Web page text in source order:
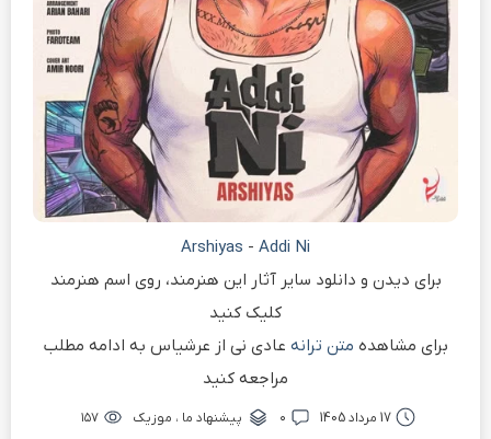
Arshiyas - Addi Ni
برای دیدن و دانلود سایر آثار این هنرمند، روی اسم هنرمند
کلیک کنید
برای مشاهده متن ترانه عادی نی از عرشیاس به ادامه مطلب
مراجعه کنید
17 مرداد 1405 ۰ پیشنهاد ما ، موزیک ۱۵۷